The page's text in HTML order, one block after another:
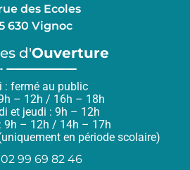
des Ecoles
630 Vignoc
d'Ouverture
: fermé au public
– 12h / 16h – 18h
et jeudi : 9h – 12h
9h – 12h / 14h – 17h
en période scolaire)
02 99 69 82 46